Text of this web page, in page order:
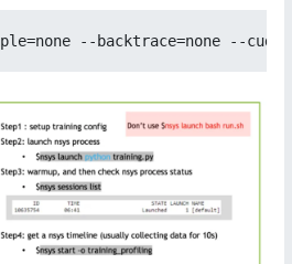
--backtrace=none --